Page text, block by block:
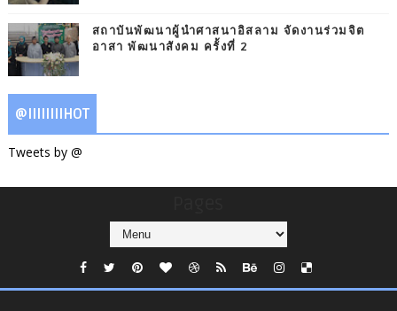
สถาบันพัฒนาผู้นำศาสนาอิสลาม จัดงานร่วมจิต
อาสา พัฒนาสังคม ครั้งที่ 2
@IIIIIIIIHOT
Tweets by @